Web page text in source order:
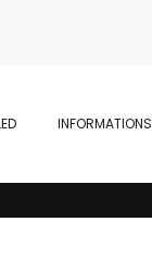
INFORMATIONS